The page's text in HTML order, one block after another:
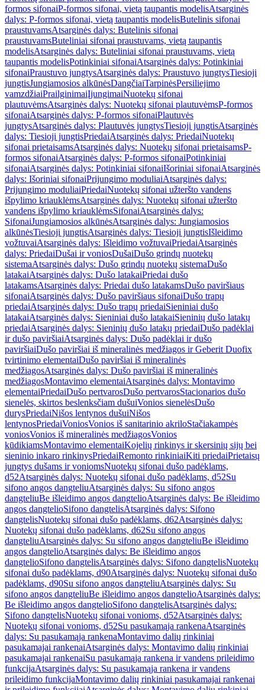
formos sifonaiP-formos sifonai, vietą taupantis modelisAtsarginės
dalys: P-formos sifonai, vietą taupantis modelisButelinis sifonai
praustuvamsAtsarginės dalys: Butelinis sifonai
praustuvamsButeliniai sifonai praustuvams, vietą taupantis
modelisAtsarginės dalys: Buteliniai sifonai praustuvams, vietą
taupantis modelisPotinkiniai sifonaiAtsarginės dalys: Potinkiniai
sifonaiPraustuvo jungtysAtsarginės dalys: Praustuvo jungtysTiesioji
jungtisJungiamosios alkūnėsDangčiaiTarpinėsPersiliejimo
vamzdžiaiPrailginimaiĮjungimaiNuotekų sifonai
plautuvėmsAtsarginės dalys: Nuotekų sifonai plautuvėmsP-formos
sifonaiAtsarginės dalys: P-formos sifonaiPlautuvės
jungtysAtsarginės dalys: Plautuvės jungtysTiesioji jungtisAtsarginės
dalys: Tiesioji jungtisPriedaiAtsarginės dalys: PriedaiNuotekų
sifonai prietaisamsAtsarginės dalys: Nuotekų sifonai prietaisamsP-
formos sifonaiAtsarginės dalys: P-formos sifonaiPotinkiniai
sifonaiAtsarginės dalys: Potinkiniai sifonaiIšoriniai sifonaiAtsarginės
dalys: Išoriniai sifonaiPrijungimo moduliaiAtsarginės dalys:
Prijungimo moduliaiPriedaiNuotekų sifonai užteršto vandens
išpylimo kriauklėmsAtsarginės dalys: Nuotekų sifonai užteršto
vandens išpylimo kriauklėmsSifonaiAtsarginės dalys:
SifonaiJungiamosios alkūnėsAtsarginės dalys: Jungiamosios
alkūnėsTiesioji jungtisAtsarginės dalys: Tiesioji jungtisIšleidimo
vožtuvaiAtsarginės dalys: Išleidimo vožtuvaiPriedaiAtsarginės
dalys: PriedaiDušai ir voniosDušaiDušo grindų nuotekų
sistemaAtsarginės dalys: Dušo grindų nuotekų sistemaDušo
latakaiAtsarginės dalys: Dušo latakaiPriedai dušo
latakamsAtsarginės dalys: Priedai dušo latakamsDušo paviršiaus
sifonaiAtsarginės dalys: Dušo paviršiaus sifonaiDušo trapų
priedaiAtsarginės dalys: Dušo trapų priedaiSieniniai dušo
latakaiAtsarginės dalys: Sieniniai dušo latakaiSieninių dušo latakų
priedaiAtsarginės dalys: Sieninių dušo latakų priedaiDušo padėklai
ir dušo paviršiaiAtsarginės dalys: Dušo padėklai ir dušo
paviršiaiDušo paviršiai iš mineralinės medžiagos ir Geberit Duofix
tvirtinimo elementaiDušo paviršiai iš mineralinės
medžiagosAtsarginės dalys: Dušo paviršiai iš mineralinės
medžiagosMontavimo elementaiAtsarginės dalys: Montavimo
elementaiPriedaiDušo pertvarosDušo pertvarosStacionarios dušo
sienelės, skirtos beslenksčiam dušuiVonios sienelėsDušo
durysPriedaiNišos lentynos dušuiNišos
lentynosPriedaiVoniosVonios iš sanitarinio akriloStačiakampės
voniosVonios iš mineralinės medžiagosVonios
kūdikiamsMontavimo elementaiKojelių rinkinys ir skersinių sijų bei
sieninio inkaro rinkinysPriedaiRemonto rinkiniaiKiti priedaiPrietaisų
jungtys dušams ir voniomsNuotekų sifonai dušo padėklams,
d52Atsarginės dalys: Nuotekų sifonai dušo padėklams, d52Su
sifono angos dangteliuAtsarginės dalys: Su sifono angos
dangteliuBe išleidimo angos dangtelioAtsarginės dalys: Be išleidimo
angos dangtelioSifono dangtelisAtsarginės dalys: Sifono
dangtelisNuotekų sifonai dušo padėklams, d62Atsarginės dalys:
Nuotekų sifonai dušo padėklams, d62Su sifono angos
dangteliuAtsarginės dalys: Su sifono angos dangteliuBe išleidimo
angos dangtelioAtsarginės dalys: Be išleidimo angos
dangtelioSifono dangtelisAtsarginės dalys: Sifono dangtelisNuotekų
sifonai dušo padėklams, d90Atsarginės dalys: Nuotekų sifonai dušo
padėklams, d90Su sifono angos dangteliuAtsarginės dalys: Su
sifono angos dangteliuBe išleidimo angos dangtelioAtsarginės dalys:
Be išleidimo angos dangtelioSifono dangtelisAtsarginės dalys:
Sifono dangtelisNuotekų sifonai vonioms, d52Atsarginės dalys:
Nuotekų sifonai vonioms, d52Su pasukamąja rankenaAtsarginės
dalys: Su pasukamąja rankenaMontavimo dalių rinkiniai
pasukamajai rankenaiAtsarginės dalys: Montavimo dalių rinkiniai
pasukamajai rankenaiSu pasukamąja rankena ir vandens prileidimo
funkcijaAtsarginės dalys: Su pasukamąja rankena ir vandens
prileidimo funkcijaMontavimo dalių rinkiniai pasukamajai rankenai